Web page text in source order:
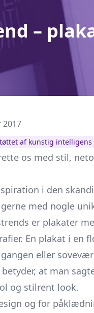
–
2017
af kunstig intelligens
os med stil,
i den
med nogle
er plakater
En plakat i en
eller
at man
og stilrent look.
og for